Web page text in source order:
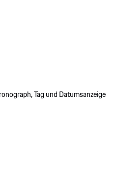
Tag und Datumsanzeige